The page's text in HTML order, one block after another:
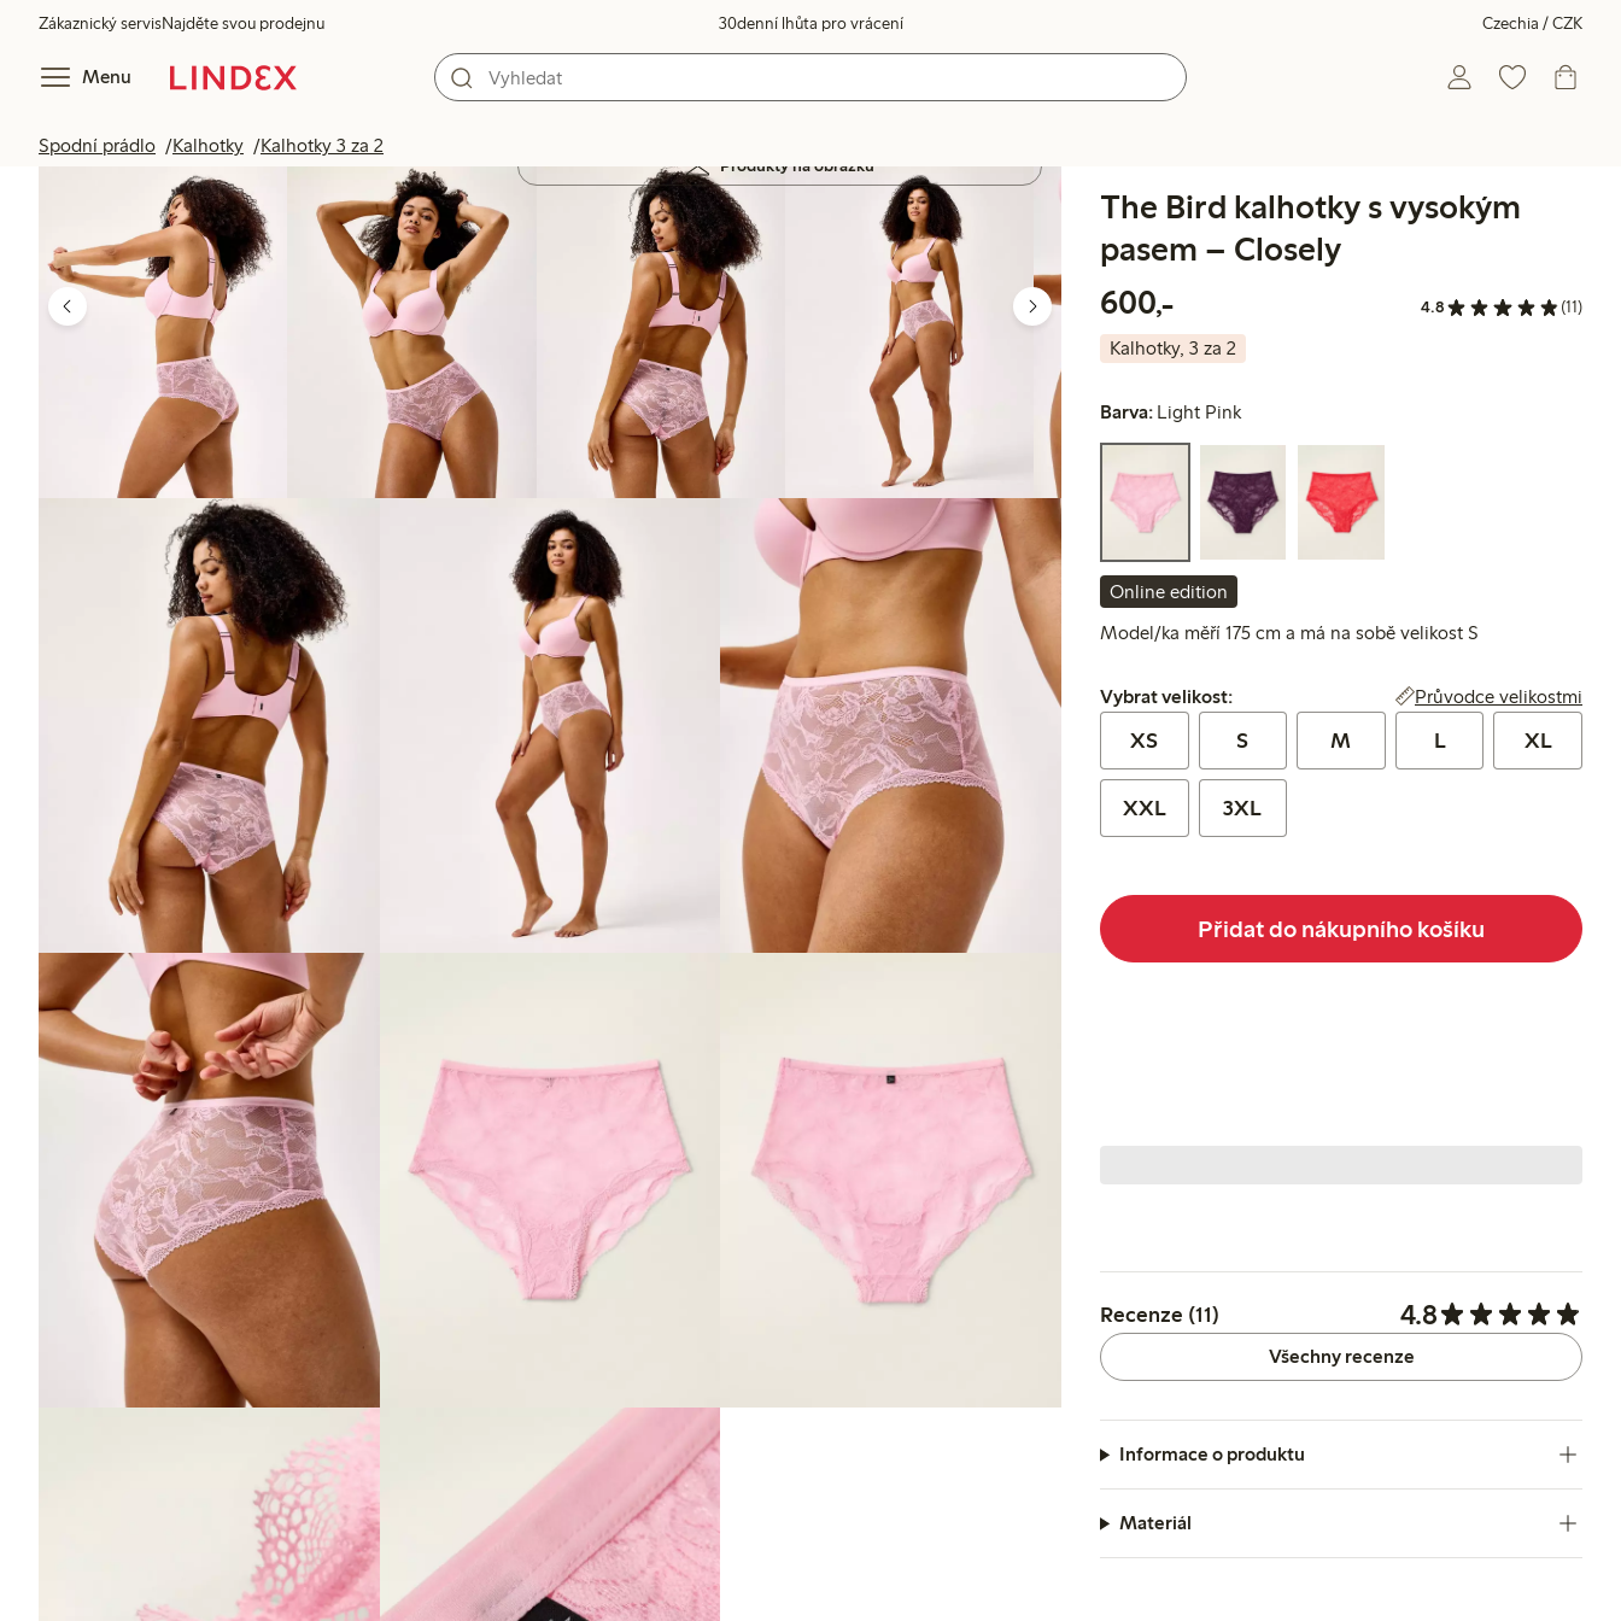
Zákaznický servisNajděte svou prodejnu 30denní lhůta pro vrácení Czechia / CZK
Menu
Spodní prádlo Kalhotky Kalhotky 3 za 2
Produkty na obrázku
The Bird kalhotky s vysokým
pasem – Closely
600,-
4.8 (11)
Kalhotky, 3 za 2
Barva: Light Pink
Online edition
Model/ka měří 175 cm a má na sobě velikost S
Vybrat velikost:
Vybrat velikost: Průvodce velikostmi
XS S M L XL
XXL 3XL
Přidat do nákupního košíku
Recenze (11) 4.8
Všechny recenze
Informace o produktu
Materiál